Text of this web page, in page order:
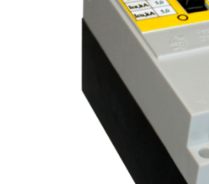
Юрьевич (Филиал
15.02.2022
ЮШЕ-Электро выиграла тендер на
и поставку деревянных опор ЛЭП
пополнения складского оперативного
V.»